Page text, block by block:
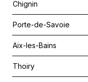
Chignin
Porte-de-Savoie
Aix-les-Bains
Thoiry